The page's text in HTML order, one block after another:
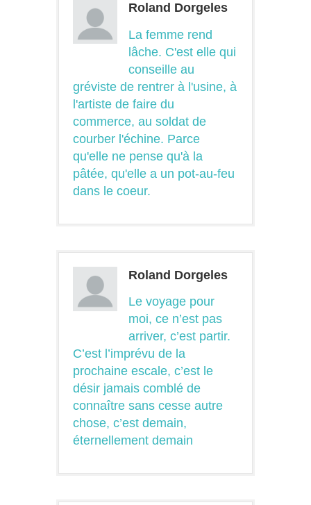
Roland Dorgeles
La femme rend
lâche. C'est elle qui
conseille au
gréviste de rentrer à l'usine, à
l'artiste de faire du
commerce, au soldat de
courber l'échine. Parce
qu'elle ne pense qu'à la
pâtée, qu'elle a un pot-au-feu
dans le coeur.
Roland Dorgeles
Le voyage pour
moi, ce n’est pas
arriver, c’est partir.
C’est l’imprévu de la
prochaine escale, c’est le
désir jamais comblé de
connaître sans cesse autre
chose, c’est demain,
éternellement demain